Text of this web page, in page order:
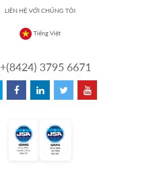
LIÊN HỆ VỚI CHÚNG TÔI
Tiếng Việt
+(8424) 3795 6671